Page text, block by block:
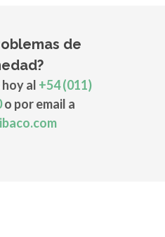
de
al +54 (011)
o por email a